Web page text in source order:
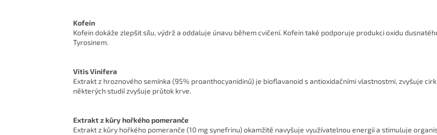
Kofein
Kofein dokáže zlepšit sílu, výdrž a oddaluje únavu během cvičení. Kofein také podporuje produkci oxidu
Tyrosinem.
Vitis Vinifera
Extrakt z hroznového semínka (95% proanthocyanidinů) je bioflavanoid s antioxidačními vlastnostmi, zvyšuje
některých studií zvyšuje průtok krve.
Extrakt z kůry hořkého pomeranče
Extrakt z kůry hořkého pomeranče (10 mg synefrinu) okamžitě navyšuje využívatelnou energii a stimuluje